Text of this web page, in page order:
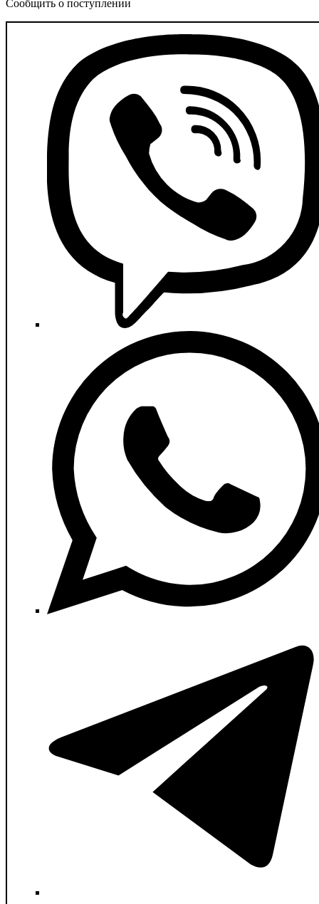
Сообщить о поступлении